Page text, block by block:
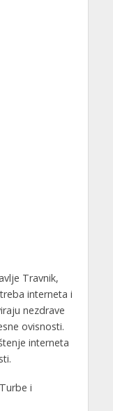
Travnik,
interneta i
nezdrave
ovisnosti.
interneta
i